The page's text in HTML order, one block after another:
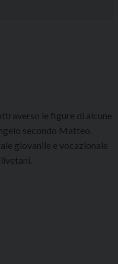
le figure di alcune
secondo Matteo.
giovanile e vocazionale